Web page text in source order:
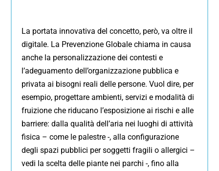
La portata innovativa del concetto, però, va oltre il
digitale. La Prevenzione Globale chiama in causa
anche la personalizzazione dei contesti e
l’adeguamento dell’organizzazione pubblica e
privata ai bisogni reali delle persone. Vuol dire, per
esempio, progettare ambienti, servizi e modalità di
fruizione che riducano l’esposizione ai rischi e alle
barriere: dalla qualità dell’aria nei luoghi di attività
fisica – come le palestre -, alla configurazione
degli spazi pubblici per soggetti fragili o allergici –
vedi la scelta delle piante nei parchi -, fino alla